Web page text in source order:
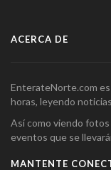
ACERCA DE
EnterateNorte.com
horas, leyendo
Así como viendo
eventos que se
MANTENTE